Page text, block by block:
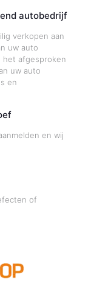
autobedrijf
verkopen aan
uw auto
het afgesproken
uw auto
en
en wij
of